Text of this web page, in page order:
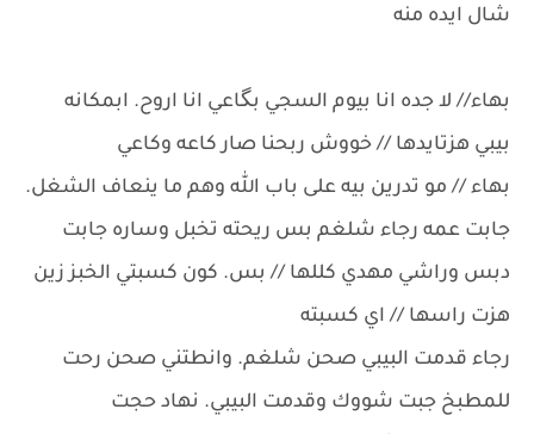
شال ايده منه
بهاء// لا جده انا بيوم السجي بگاعي انا اروح. ابمكانه
بيبي هزتايدها // خووش ربحنا صار كاعه وكاعي
بهاء // مو تدرين بيه على باب الله وهم ما ينعاف الشغل.
جابت عمه رجاء شلغم بس ريحته تخبل وساره جابت
دبس وراشي مهدي كللها // بس. كون كسبتي الخبز زين
هزت راسها // اي كسبته
رجاء قدمت البيبي صحن شلغم. وانطتني صحن رحت
للمطبخ جبت شووك وقدمت البيبي. نهاد حجت